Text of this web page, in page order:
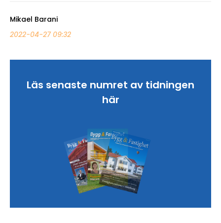
Mikael Barani
2022-04-27 09:32
Läs senaste numret av tidningen
här